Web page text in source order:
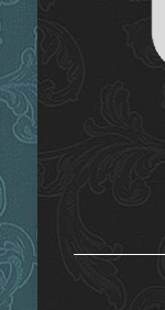
Am 13. Juli
Geburtstag
1841). Aus
Anhand
Astrid
vorstellen.
19. Juli
kostenfrei,